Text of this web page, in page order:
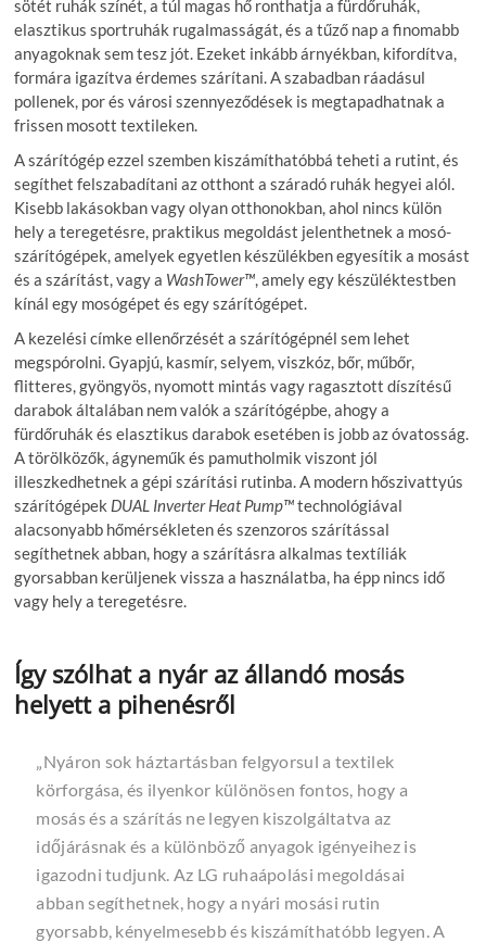
sötét ruhák színét, a túl magas hő ronthatja a fürdőruhák,
elasztikus sportruhák rugalmasságát, és a tűző nap a finomabb
anyagoknak sem tesz jót. Ezeket inkább árnyékban, kifordítva,
formára igazítva érdemes szárítani. A szabadban ráadásul
pollenek, por és városi szennyeződések is megtapadhatnak a
frissen mosott textileken.
A szárítógép ezzel szemben kiszámíthatóbbá teheti a rutint, és
segíthet felszabadítani az otthont a száradó ruhák hegyei alól.
Kisebb lakásokban vagy olyan otthonokban, ahol nincs külön
hely a teregetésre, praktikus megoldást jelenthetnek a mosó-
szárítógépek, amelyek egyetlen készülékben egyesítik a mosást
és a szárítást, vagy a WashTower™, amely egy készüléktestben
kínál egy mosógépet és egy szárítógépet.
A kezelési címke ellenőrzését a szárítógépnél sem lehet
megspórolni. Gyapjú, kasmír, selyem, viszkóz, bőr, műbőr,
flitteres, gyöngyös, nyomott mintás vagy ragasztott díszítésű
darabok általában nem valók a szárítógépbe, ahogy a
fürdőruhák és elasztikus darabok esetében is jobb az óvatosság.
A törölközők, ágyneműk és pamutholmik viszont jól
illeszkedhetnek a gépi szárítási rutinba. A modern hőszivattyús
szárítógépek DUAL Inverter Heat Pump™technológiával
alacsonyabb hőmérsékleten és szenzoros szárítással
segíthetnek abban, hogy a szárításra alkalmas textíliák
gyorsabban kerüljenek vissza a használatba, ha épp nincs idő
vagy hely a teregetésre.
Így szólhat a nyár az állandó mosás
helyett a pihenésről
„Nyáron sok háztartásban felgyorsul a textilek
körforgása, és ilyenkor különösen fontos, hogy a
mosás és a szárítás ne legyen kiszolgáltatva az
időjárásnak és a különböző anyagok igényeihez is
igazodni tudjunk. Az LG ruhaápolási megoldásai
abban segíthetnek, hogy a nyári mosási rutin
gyorsabb, kényelmesebb és kiszámíthatóbb legyen. A